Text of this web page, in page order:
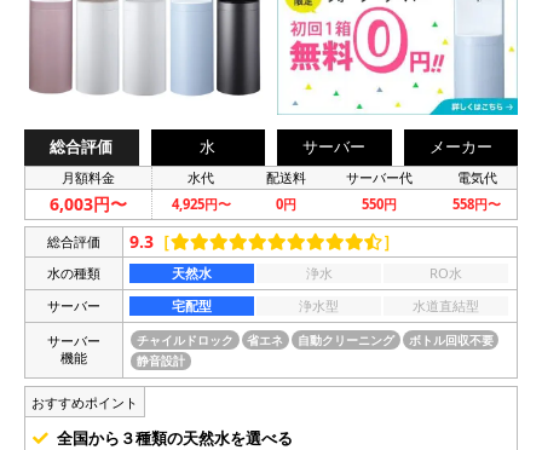
総合評価 水 サーバー メーカー
月額料金 水代 配送料 サーバー代 電気代
6,003円〜 4,925円〜 0円 550円 558円〜
総合評価 9.3 ［ ］
水の種類 天然水 浄水
RO水
サーバー
宅配型 浄水型
水道直結型
サーバー
機能
チャイルドロック 省エネ 自動クリーニング
ボトル回収不要
静音設計
おすすめポイント
全国から３種類の天然水を選べる